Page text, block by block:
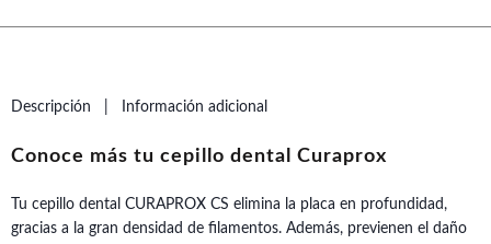
Descripción Información adicional
Conoce más tu cepillo dental Curaprox
Tu cepillo dental CURAPROX CS elimina la placa en profundidad,
gracias a la gran densidad de filamentos. Además, previenen el daño